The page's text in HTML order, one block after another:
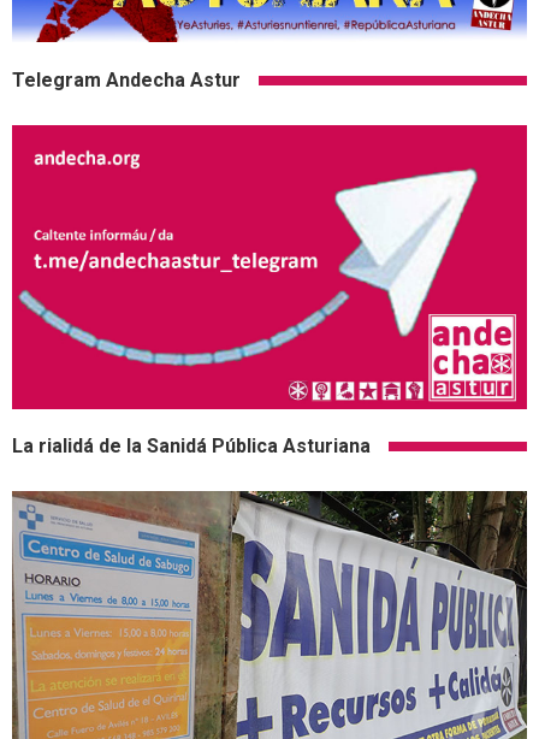
Telegram Andecha Astur
La rialidá de la Sanidá Pública Asturiana